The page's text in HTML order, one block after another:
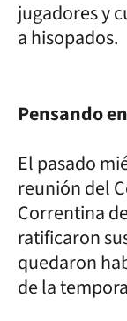
jugadores y
a hisopados.
Pensando
El pasado
reunión del
Correntina
ratificaron
quedaron
de la